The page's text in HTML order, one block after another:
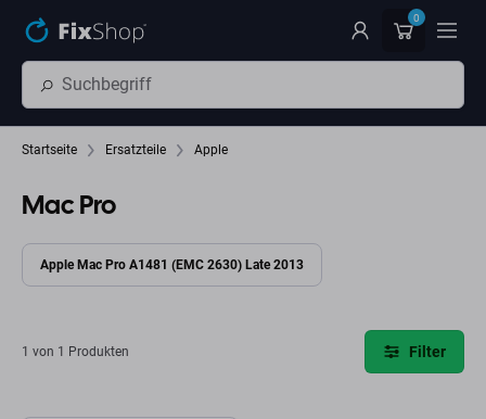
0
Startseite Ersatzteile Apple
Mac Pro
Apple Mac Pro A1481 (EMC 2630) Late 2013
1 von 1 Produkten Filter